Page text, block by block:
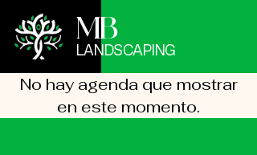
MB
LANDSCAPING
No hay agenda que mostrar
en este momento.